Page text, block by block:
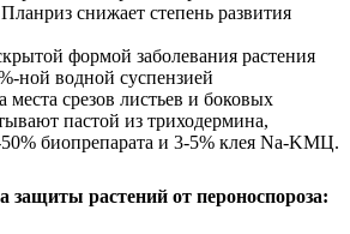
снижает степень развития
формой заболевания растения
ной водной суспензией
места срезов листьев и боковых
пастой из триходермина,
биопрепарата и 3-5% клея Na-KMЦ.
защиты растений от пероноспороза: